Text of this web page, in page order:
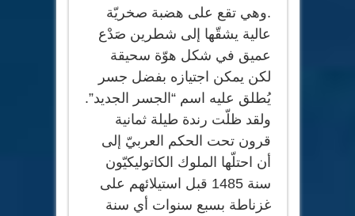
.وهي تقع على هضبة صخريّة
عالية يشقّها إلى شطرين صَدْع
عميق في شكل هوّة سحيقة
لكن يمكن اجتيازه بفضل جسر
يُطلق عليه اسم “الجسر الجديد”.
ولقد ظلّت رندة طيلة ثمانية
قرون تحت الحكم العربيّ إلى
أن احتلّها الملوك الكاتوليكيّون
سنة 1485 قبل استيلائهم على
غزناطة بسبع سنوات أي سنة